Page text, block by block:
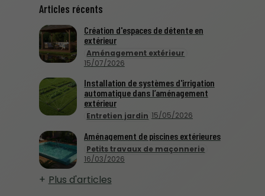
Articles récents
Aménagement extérieur
15/07/2026
Création d'espaces de détente en
extérieur
Entretien jardin 15/05/2026
Installation de systèmes d'irrigation
automatique dans l’aménagement
extérieur
Petits travaux de maçonnerie
16/03/2026
Aménagement de piscines extérieures
Plus d'articles